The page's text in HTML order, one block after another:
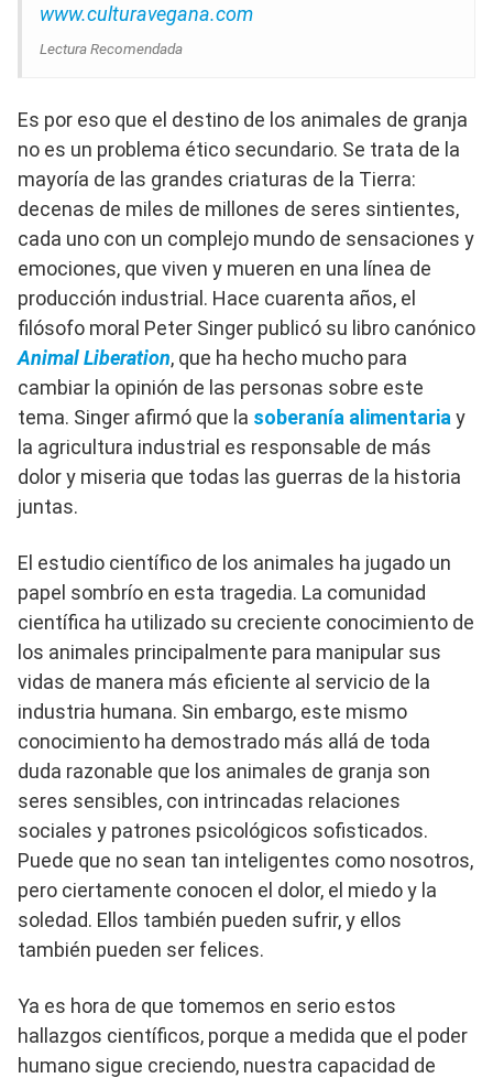
www.culturavegana.com
Lectura Recomendada
Es por eso que el destino de los animales de granja
no es un problema ético secundario. Se trata de la
mayoría de las grandes criaturas de la Tierra:
decenas de miles de millones de seres sintientes,
cada uno con un complejo mundo de sensaciones y
emociones, que viven y mueren en una línea de
producción industrial. Hace cuarenta años, el
filósofo moral Peter Singer publicó su libro canónico
Animal Liberation, que ha hecho mucho para
cambiar la opinión de las personas sobre este
tema. Singer afirmó que la soberanía alimentaria y
la agricultura industrial es responsable de más
dolor y miseria que todas las guerras de la historia
juntas.
El estudio científico de los animales ha jugado un
papel sombrío en esta tragedia. La comunidad
científica ha utilizado su creciente conocimiento de
los animales principalmente para manipular sus
vidas de manera más eficiente al servicio de la
industria humana. Sin embargo, este mismo
conocimiento ha demostrado más allá de toda
duda razonable que los animales de granja son
seres sensibles, con intrincadas relaciones
sociales y patrones psicológicos sofisticados.
Puede que no sean tan inteligentes como nosotros,
pero ciertamente conocen el dolor, el miedo y la
soledad. Ellos también pueden sufrir, y ellos
también pueden ser felices.
Ya es hora de que tomemos en serio estos
hallazgos científicos, porque a medida que el poder
humano sigue creciendo, nuestra capacidad de